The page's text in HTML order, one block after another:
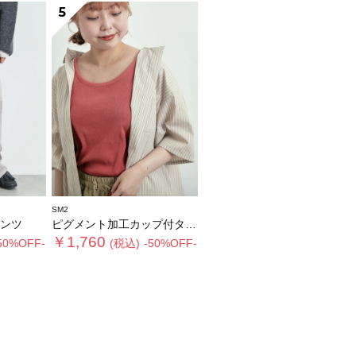
ツ
5
SM2
ピグメント加工カップ付タンクトップ
￥1,760 (税込) -50%OFF-